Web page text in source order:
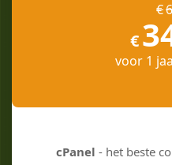
€
€
voor 1
cPanel - het beste